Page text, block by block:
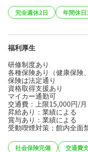
完全週休2日 年間休
福利厚生
研修制度あり
各種保険あり（健康保険
保険は法定通り
資格取得支援あり
マイカー通勤可
交通費：上限15,000円/月
昇給あり：業績による
賞与あり：業績による
受動喫煙対策；館内全面
社会保険完備 交通費